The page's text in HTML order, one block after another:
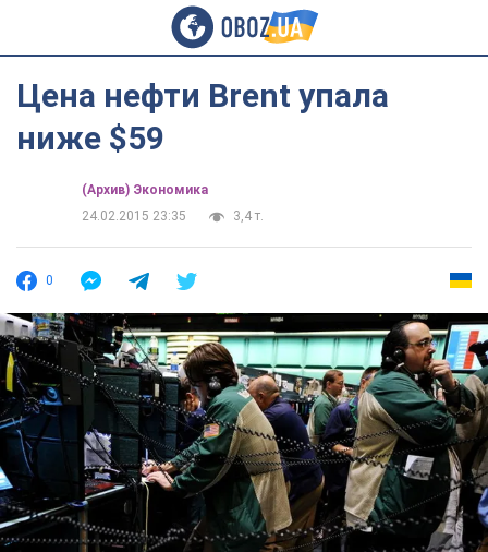
Цена нефти Brent упала
ниже $59
(Архив) Экономика
24.02.2015 23:35
3,4 т.
0